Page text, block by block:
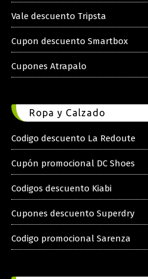
Vale descuento Tripsta
Cupon descuento Smartbox
Cupones Atrapalo
Ropa y Calzado
Codigo descuento La Redoute
Cupón promocional DC Shoes
Codigos descuento Kiabi
Cupones descuento Superdry
Codigo promocional Sarenza